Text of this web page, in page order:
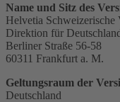
Name und Sitz des
Helvetia Schweizerische
Direktion für
Berliner Straße 56-58
60311 Frankfurt a. M.
Geltungsraum der
Deutschland